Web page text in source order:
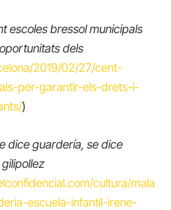
escoles bressol municipals
dels
2019/02/27/cent-
per-garantir-els-drets-i-
)
dice guardería, se dice
cultura/mala
escuela-infantil-irene-